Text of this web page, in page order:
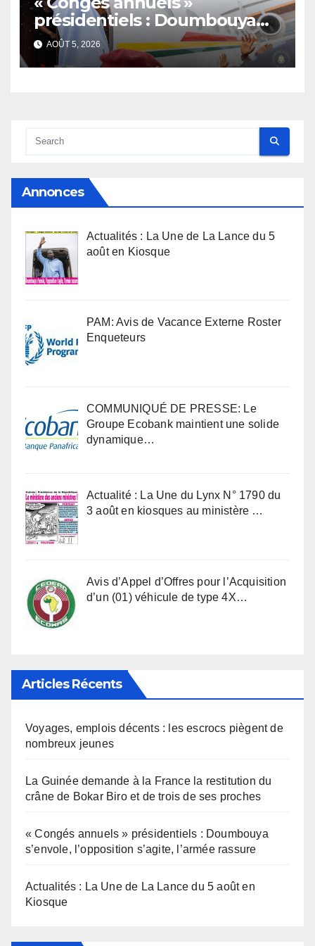
présidentiels : Doumbouya
s’envole, l’opposition s’agite,
l’armée rassure
AOÛT 5, 2026
Annonces
Actualités : La Une de La Lance du 5
août en Kiosque
PAM: Avis de Vacance Externe Roster
Enqueteurs
COMMUNIQUÉ DE PRESSE: Le
Groupe Ecobank maintient une solide
dynamique…
Actualité : La Une du Lynx N° 1790 du
3 août en kiosques au ministère …
Avis d’Appel d’Offres pour l’Acquisition
d’un (01) véhicule de type 4X…
Articles Récents
Voyages, emplois décents : les escrocs piègent de
nombreux jeunes
La Guinée demande à la France la restitution du
crâne de Bokar Biro et de trois de ses proches
« Congés annuels » présidentiels : Doumbouya
s’envole, l’opposition s’agite, l’armée rassure
Actualités : La Une de La Lance du 5 août en
Kiosque